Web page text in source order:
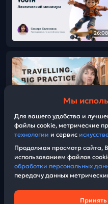
26:08
Мы
Для вашего удобства и
файлы cookie, метрические
технологии и сервис
Продолжая просмотр сайта,
использованием файлов
обработки персональных
передачу данных